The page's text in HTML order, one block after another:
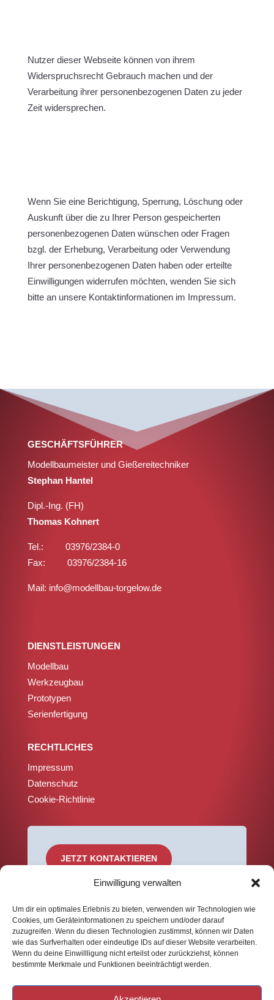
Einwilligung verwalten
Um dir ein optimales Erlebnis zu bieten, verwenden wir Technologien wie
Cookies, um Geräteinformationen zu speichern und/oder darauf
zuzugreifen. Wenn du diesen Technologien zustimmst, können wir Daten
wie das Surfverhalten oder eindeutige IDs auf dieser Website verarbeiten.
Wenn du deine Einwillligung nicht erteilst oder zurückziehst, können
bestimmte Merkmale und Funktionen beeinträchtigt werden.
Nutzer dieser Webseite können von ihrem
Widerspruchsrecht Gebrauch machen und der
Verarbeitung ihrer personenbezogenen Daten zu jeder
Zeit widersprechen.
Wenn Sie eine Berichtigung, Sperrung, Löschung oder
Auskunft über die zu Ihrer Person gespeicherten
personenbezogenen Daten wünschen oder Fragen
bzgl. der Erhebung, Verarbeitung oder Verwendung
Ihrer personenbezogenen Daten haben oder erteilte
Einwilligungen widerrufen möchten, wenden Sie sich
bitte an unsere Kontaktinformationen im Impressum.
GESCHÄFTSFÜHRER
Modellbaumeister und Gießereitechniker
Stephan Hantel
Dipl.-Ing. (FH)
Thomas Kohnert
Tel.: 03976/2384-0
Fax: 03976/2384-16
Mail: info@modellbau-torgelow.de
DIENSTLEISTUNGEN
Modellbau
Werkzeugbau
Prototypen
Serienfertigung
RECHTLICHES
Impressum
Datenschutz
Cookie-Richtlinie
JETZT KONTAKTIEREN